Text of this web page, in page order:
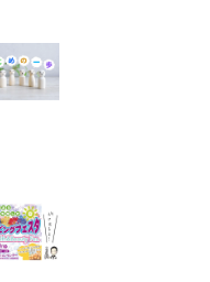
北浜」オープ
ました！
た？